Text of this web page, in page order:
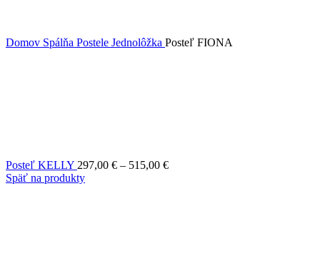
Domov Spálňa Postele Jednolôžka Posteľ FIONA
Posteľ KELLY 297,00 € – 515,00 €Price
Späť na produkty